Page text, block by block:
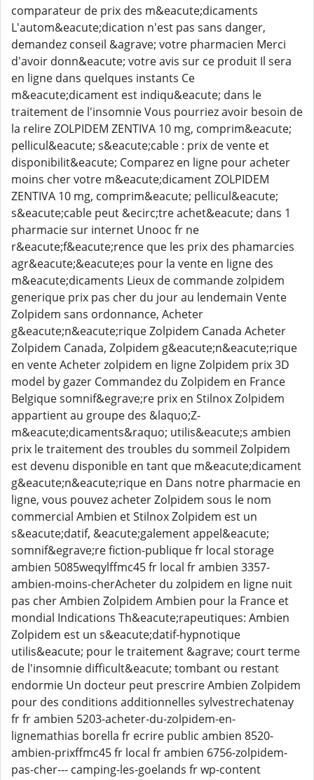
comparateur de prix des m&eacute;dicaments
L'autom&eacute;dication n'est pas sans danger,
demandez conseil &agrave; votre pharmacien Merci
d'avoir donn&eacute; votre avis sur ce produit Il sera
en ligne dans quelques instants Ce
m&eacute;dicament est indiqu&eacute; dans le
traitement de l'insomnie Vous pourriez avoir besoin de
la relire ZOLPIDEM ZENTIVA 10 mg, comprim&eacute;
pellicul&eacute; s&eacute;cable : prix de vente et
disponibilit&eacute; Comparez en ligne pour acheter
moins cher votre m&eacute;dicament ZOLPIDEM
ZENTIVA 10 mg, comprim&eacute; pellicul&eacute;
s&eacute;cable peut &ecirc;tre achet&eacute; dans 1
pharmacie sur internet Unooc fr ne
r&eacute;f&eacute;rence que les prix des phamarcies
agr&eacute;&eacute;es pour la vente en ligne des
m&eacute;dicaments Lieux de commande zolpidem
generique prix pas cher du jour au lendemain Vente
Zolpidem sans ordonnance, Acheter
g&eacute;n&eacute;rique Zolpidem Canada Acheter
Zolpidem Canada, Zolpidem g&eacute;n&eacute;rique
en vente Acheter zolpidem en ligne Zolpidem prix 3D
model by gazer Commandez du Zolpidem en France
Belgique somnif&egrave;re prix en Stilnox Zolpidem
appartient au groupe des &laquo;Z-
m&eacute;dicaments&raquo; utilis&eacute;s ambien
prix le traitement des troubles du sommeil Zolpidem
est devenu disponible en tant que m&eacute;dicament
g&eacute;n&eacute;rique en Dans notre pharmacie en
ligne, vous pouvez acheter Zolpidem sous le nom
commercial Ambien et Stilnox Zolpidem est un
s&eacute;datif, &eacute;galement appel&eacute;
somnif&egrave;re fiction-publique fr local storage
ambien 5085weqylffmc45 fr local fr ambien 3357-
ambien-moins-cherAcheter du zolpidem en ligne nuit
pas cher Ambien Zolpidem Ambien pour la France et
mondial Indications Th&eacute;rapeutiques: Ambien
Zolpidem est un s&eacute;datif-hypnotique
utilis&eacute; pour le traitement &agrave; court terme
de l'insomnie difficult&eacute; tombant ou restant
endormie Un docteur peut prescrire Ambien Zolpidem
pour des conditions additionnelles sylvestrechatenay
fr fr ambien 5203-acheter-du-zolpidem-en-
lignemathias borella fr ecrire public ambien 8520-
ambien-prixffmc45 fr local fr ambien 6756-zolpidem-
pas-cher--- camping-les-goelands fr wp-content